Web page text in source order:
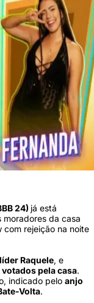
24) já está
da casa
com rejeição na noite
líder Raquele, e
votados pela casa.
indicado pelo anjo
Volta.